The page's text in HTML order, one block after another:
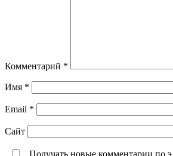
Комментарий *
Имя *
Email *
Сайт
Получать новые комментарии по